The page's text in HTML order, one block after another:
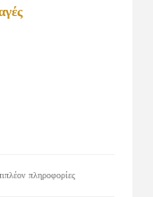
πληροφορίες